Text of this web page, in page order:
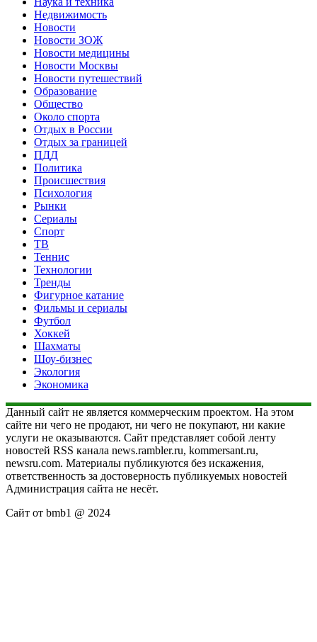
Недвижимость
Новости
Новости ЗОЖ
Новости медицины
Новости Москвы
Новости путешествий
Образование
Общество
Около спорта
Отдых в России
Отдых за границей
ПДД
Политика
Происшествия
Психология
Рынки
Сериалы
Спорт
ТВ
Теннис
Технологии
Тренды
Фигурное катание
Фильмы и сериалы
Футбол
Хоккей
Шахматы
Шоу-бизнес
Экология
Экономика
Данный сайт не является коммерческим проектом. На этом
сайте ни чего не продают, ни чего не покупают, ни какие
услуги не оказываются. Сайт представляет собой ленту
новостей RSS канала news.rambler.ru, kommersant.ru,
newsru.com. Материалы публикуются без искажения,
ответственность за достоверность публикуемых новостей
Администрация сайта не несёт.
Сайт от bmb1 @ 2024